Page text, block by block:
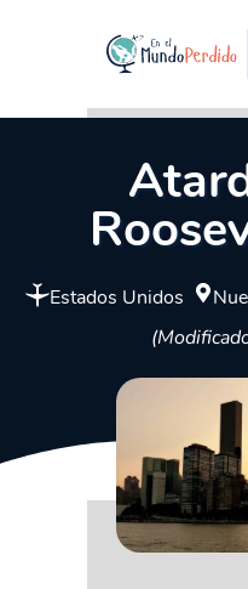
Estados Unidos